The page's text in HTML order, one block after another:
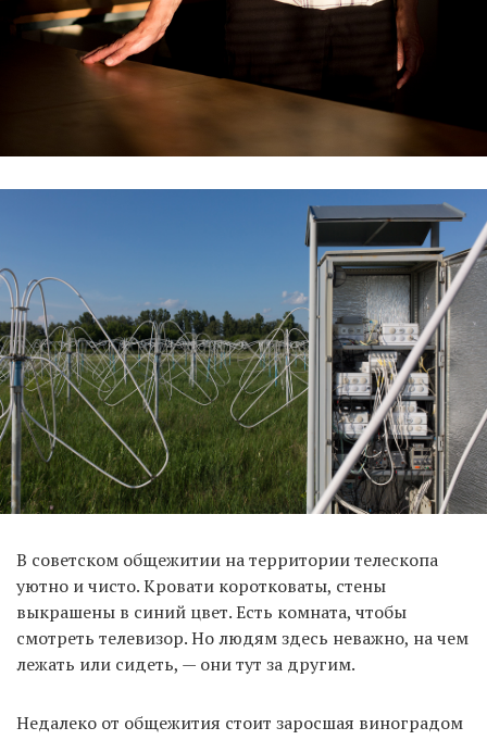
В советском общежитии на территории телескопа
уютно и чисто. Кровати коротковаты, стены
выкрашены в синий цвет. Есть комната, чтобы
смотреть телевизор. Но людям здесь неважно, на чем
лежать или сидеть, — они тут за другим.
Недалеко от общежития стоит заросшая виноградом